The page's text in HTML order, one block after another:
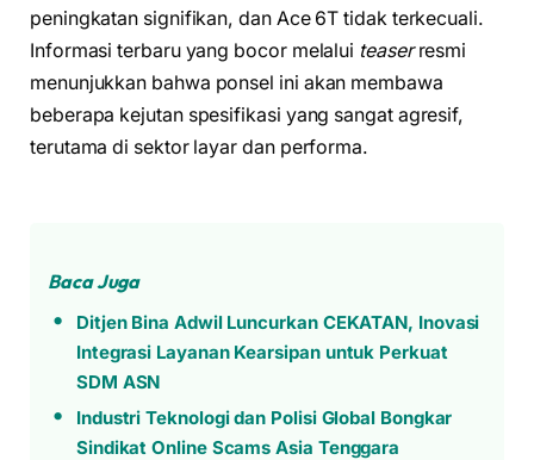
peningkatan signifikan, dan Ace 6T tidak terkecuali.
Informasi terbaru yang bocor melalui teaserresmi
menunjukkan bahwa ponsel ini akan membawa
beberapa kejutan spesifikasi yang sangat agresif,
terutama di sektor layar dan performa.
Baca Juga
Ditjen Bina Adwil Luncurkan CEKATAN, Inovasi
Integrasi Layanan Kearsipan untuk Perkuat
SDM ASN
Industri Teknologi dan Polisi Global Bongkar
Sindikat Online Scams Asia Tenggara